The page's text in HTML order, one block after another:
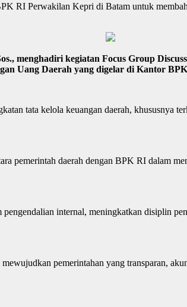
Perwakilan Kepri di Batam untuk
menghadiri kegiatan Focus Group
Uang Daerah yang digelar di Kantor
tata kelola keuangan daerah, khususnya
pemerintah daerah dengan BPK RI dalam
internal, meningkatkan disiplin
pemerintahan yang transparan,